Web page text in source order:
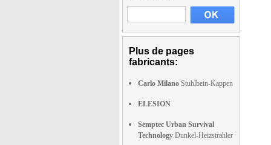
Plus de pages
fabricants:
Carlo Milano Stuhlbein-Kappen
ELESION
Semptec Urban Survival
Technology Dunkel-Heizstrahler